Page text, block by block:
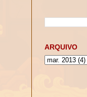
ARQUIVO